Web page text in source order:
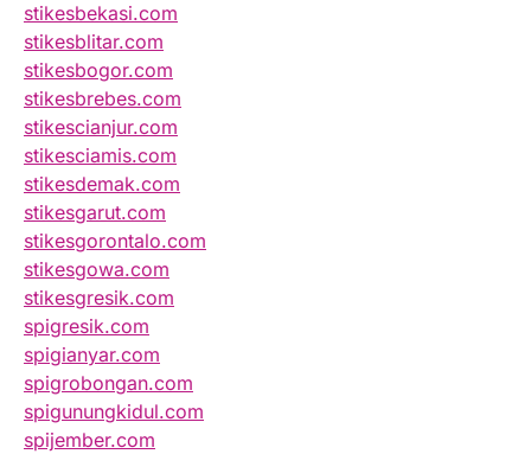
stikesbekasi.com
stikesblitar.com
stikesbogor.com
stikesbrebes.com
stikescianjur.com
stikesciamis.com
stikesdemak.com
stikesgarut.com
stikesgorontalo.com
stikesgowa.com
stikesgresik.com
spigresik.com
spigianyar.com
spigrobongan.com
spigunungkidul.com
spijember.com